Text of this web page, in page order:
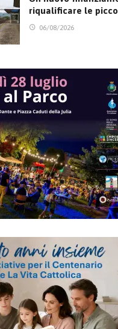
riqualificare le
06/08/2026